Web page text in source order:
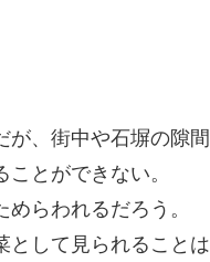
が、街中や石塀の隙間
とができない。
らわれるだろう。
として見られることは